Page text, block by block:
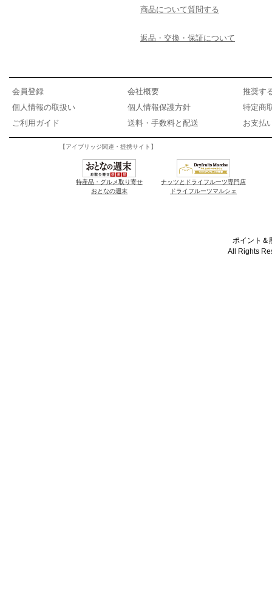
商品について質問する
返品・交換・保証について
会員登録 会社概要
推奨す
個人情報の取扱い
個人情報保護方針
特定商
ご利用ガイド
送料・手数料と配送 お支払
【アイブリッジ関連・提携サイト】
特産品・グルメ取り寄せ
おとなの週末
ナッツとドライフルーツ専門店
ドライフルーツマルシェ
ポイント＆
All Rights